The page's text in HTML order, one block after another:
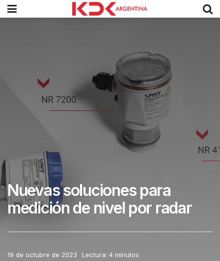
Nuevas soluciones para
medición de nivel por radar
19 de octubre de 2023 Lectura: 4 minutos